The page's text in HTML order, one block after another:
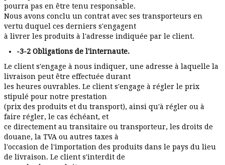
pourra pas en être tenu responsable.
Nous avons conclu un contrat avec ses transporteurs en
vertu duquel ces derniers s'engagent
à livrer les produits à l'adresse indiquée par le client.
-3-2 Obligations de l'internaute.
Le client s'engage à nous indiquer, une adresse à laquelle la
livraison peut être effectuée durant
les heures ouvrables. Le client s'engage à régler le prix
stipulé pour notre prestation
(prix des produits et du transport), ainsi qu'à régler ou à
faire régler, le cas échéant, et
ce directement au transitaire ou transporteur, les droits de
douane, la TVA ou autres taxes à
l'occasion de l'importation des produits dans le pays du lieu
de livraison. Le client s'interdit de